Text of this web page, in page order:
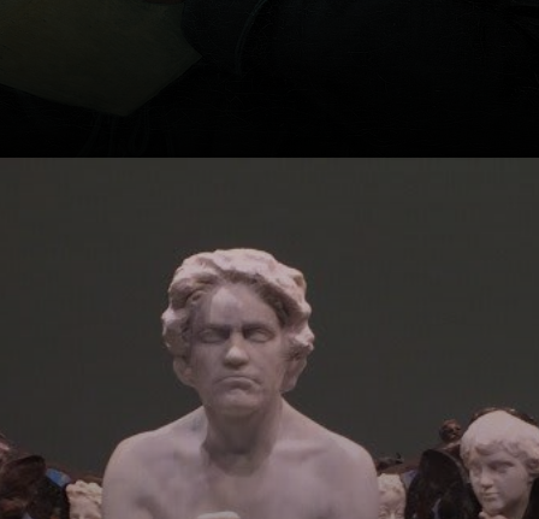
Suas sinfonias
são obra-prima,
como a Sinfonia
nº 3, uma
homenagem a